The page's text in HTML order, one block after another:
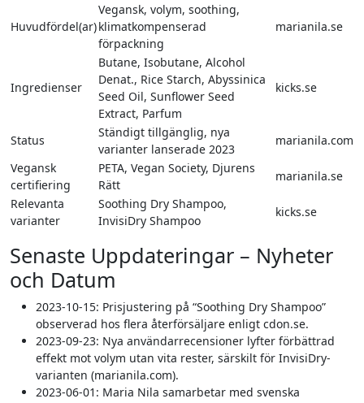
Huvudfördel(ar)
Vegansk, volym, soothing,
klimatkompenserad
förpackning
marianila.se
Ingredienser
Butane, Isobutane, Alcohol
Denat., Rice Starch, Abyssinica
Seed Oil, Sunflower Seed
Extract, Parfum
kicks.se
Status
Ständigt tillgänglig, nya
varianter lanserade 2023
marianila.com
Vegansk
certifiering
PETA, Vegan Society, Djurens
Rätt
marianila.se
Relevanta
varianter
Soothing Dry Shampoo,
InvisiDry Shampoo
kicks.se
Senaste Uppdateringar – Nyheter
och Datum
2023-10-15: Prisjustering på “Soothing Dry Shampoo”
observerad hos flera återförsäljare enligt cdon.se.
2023-09-23: Nya användarrecensioner lyfter förbättrad
effekt mot volym utan vita rester, särskilt för InvisiDry-
varianten (marianila.com).
2023-06-01: Maria Nila samarbetar med svenska